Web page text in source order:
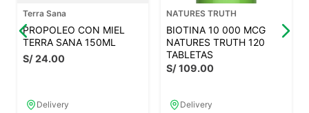
Terra Sana
PROPOLEO CON MIEL
TERRA SANA 150ML
S/24.00
Delivery
NATURES TRUTH
BIOTINA 10 000 MCG
NATURES TRUTH 120
TABLETAS
S/109.00
Delivery